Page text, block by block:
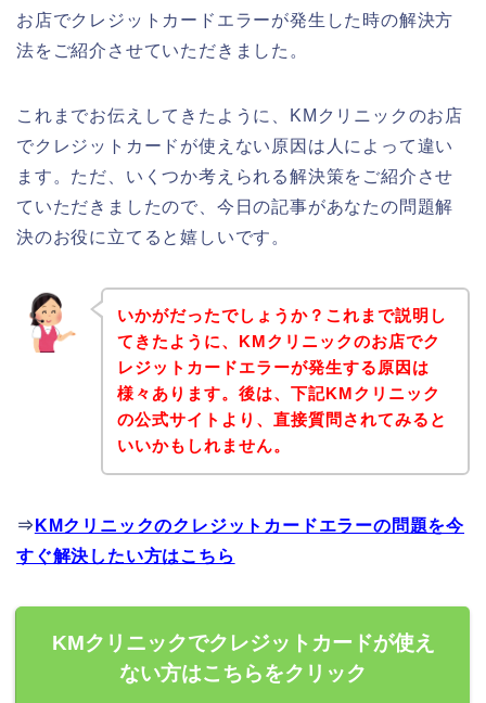
お店でクレジットカードエラーが発生した時の解決方
法をご紹介させていただきました。
これまでお伝えしてきたように、KMクリニックのお店
でクレジットカードが使えない原因は人によって違い
ます。ただ、いくつか考えられる解決策をご紹介させ
ていただきましたので、今日の記事があなたの問題解
決のお役に立てると嬉しいです。
いかがだったでしょうか？これまで説明し
てきたように、KMクリニックのお店でク
レジットカードエラーが発生する原因は
様々あります。後は、下記KMクリニック
の公式サイトより、直接質問されてみると
いいかもしれません。
⇒ KMクリニックのクレジットカードエラーの問題を今
すぐ解決したい方はこちら
KMクリニックでクレジットカードが使え
ない方はこちらをクリック